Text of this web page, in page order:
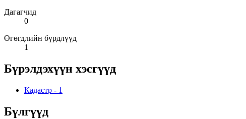
Дагагчид
0
Өгөгдлийн бүрдлүүд
1
Бүрэлдэхүүн хэсгүүд
Кадастр - 1
Бүлгүүд